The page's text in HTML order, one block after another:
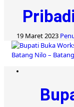
19 Maret 2023